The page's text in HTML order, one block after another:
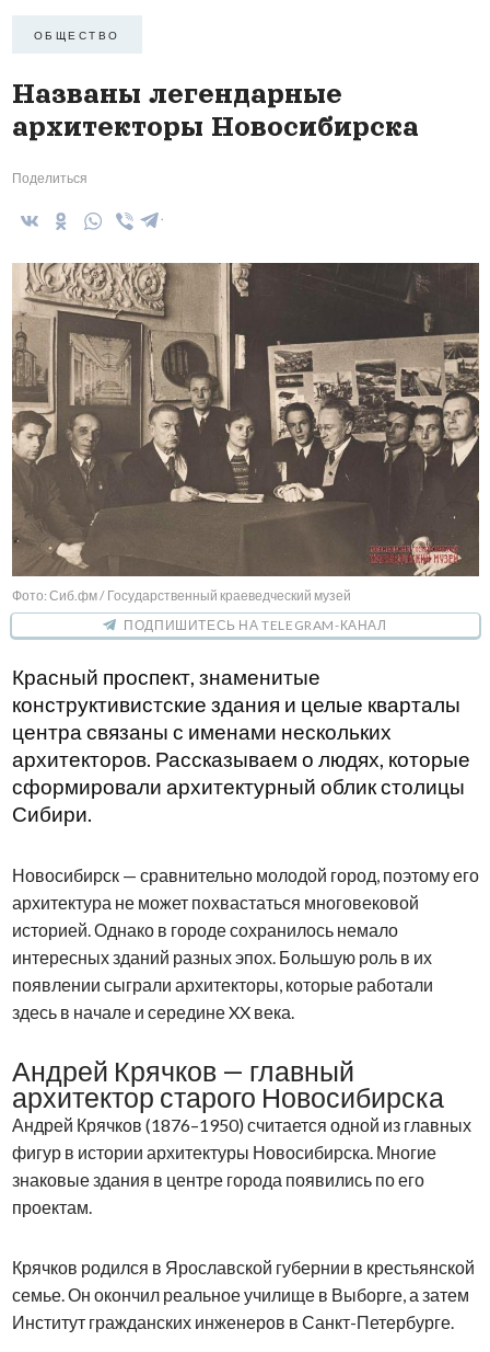
ОБЩЕСТВО
Названы легендарные
архитекторы Новосибирска
Поделиться
Фото: Сиб.фм / Государственный краеведческий музей
ПОДПИШИТЕСЬ НА TELEGRAM-КАНАЛ
Красный проспект, знаменитые
конструктивистские здания и целые кварталы
центра связаны с именами нескольких
архитекторов. Рассказываем о людях, которые
сформировали архитектурный облик столицы
Сибири.
Новосибирск — сравнительно молодой город, поэтому его
архитектура не может похвастаться многовековой
историей. Однако в городе сохранилось немало
интересных зданий разных эпох. Большую роль в их
появлении сыграли архитекторы, которые работали
здесь в начале и середине XX века.
Андрей Крячков — главный
архитектор старого Новосибирска
Андрей Крячков (1876–1950) считается одной из главных
фигур в истории архитектуры Новосибирска. Многие
знаковые здания в центре города появились по его
проектам.
Крячков родился в Ярославской губернии в крестьянской
семье. Он окончил реальное училище в Выборге, а затем
Институт гражданских инженеров в Санкт-Петербурге.